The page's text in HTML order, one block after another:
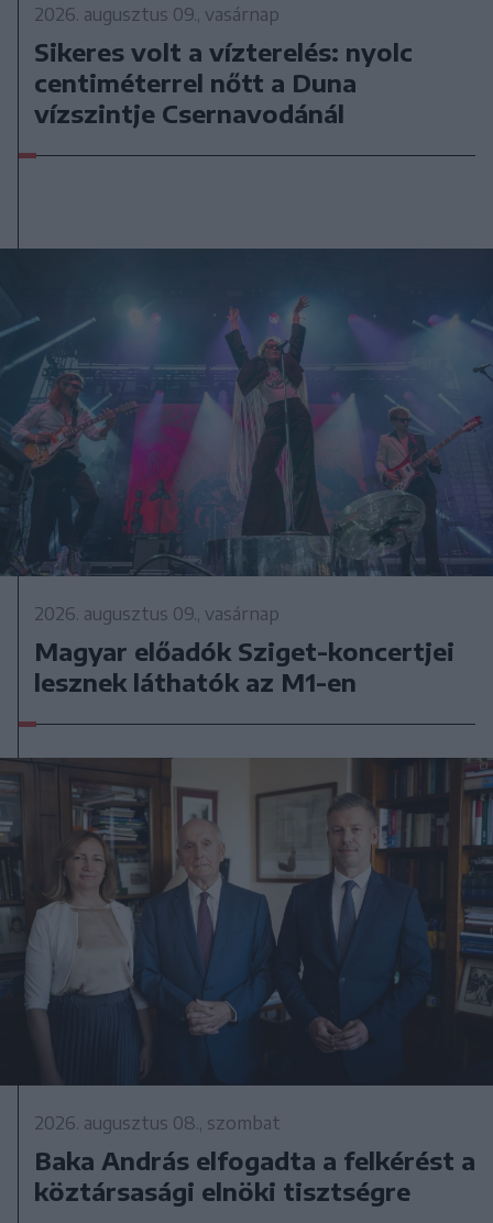
2026. augusztus 09., vasárnap
Sikeres volt a vízterelés: nyolc
centiméterrel nőtt a Duna
vízszintje Csernavodánál
2026. augusztus 09., vasárnap
Magyar előadók Sziget-koncertjei
lesznek láthatók az M1-en
2026. augusztus 08., szombat
Baka András elfogadta a felkérést a
köztársasági elnöki tisztségre